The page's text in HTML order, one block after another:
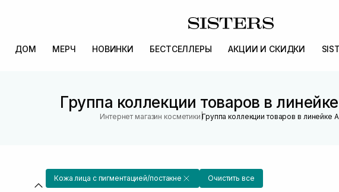
ДОМ МЕРЧ НОВИНКИ БЕСТСЕЛЛЕРЫ АКЦИИ И СКИДКИ
Группа коллекции товаров в
Интернет магазин косметики |Группа коллекции товаров в линейке
Кожа лица с пигментацией/постакне Очистить все